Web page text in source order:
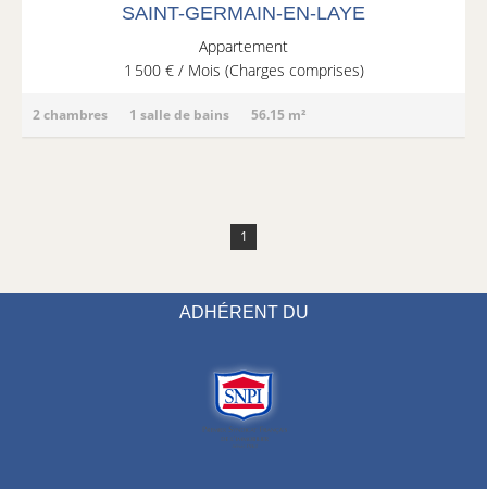
SAINT-GERMAIN-EN-LAYE
Appartement
1 500 € / Mois (Charges comprises)
2 chambres 1 salle de bains 56.15 m²
1
ADHÉRENT DU